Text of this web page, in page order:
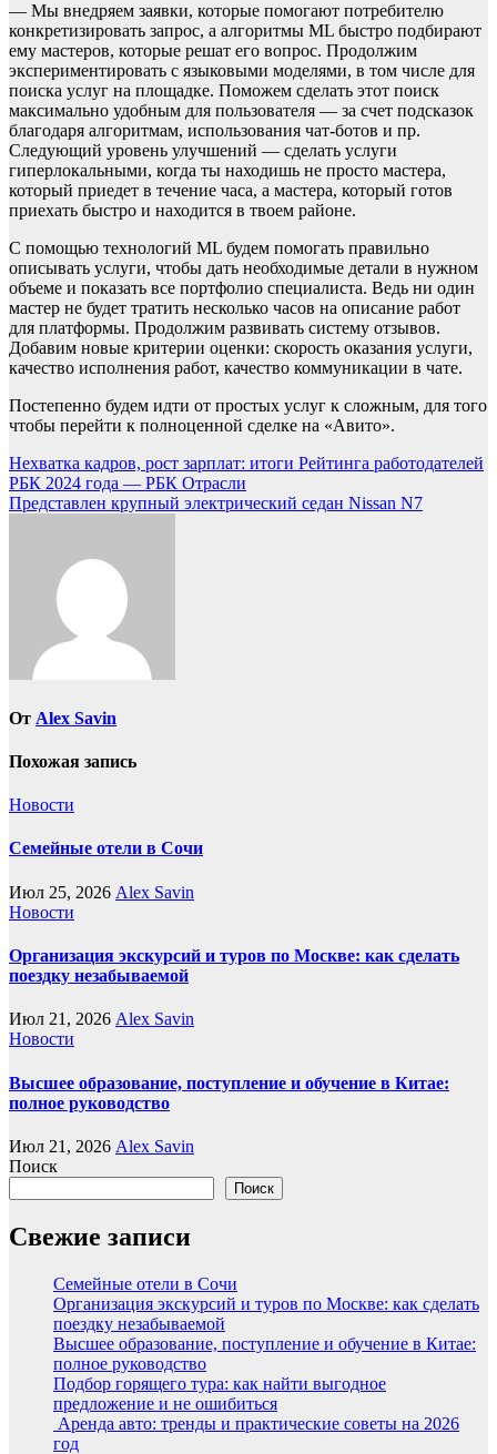
— Мы внедряем заявки, которые помогают потребителю
конкретизировать запрос, а алгоритмы ML быстро подбирают
ему мастеров, которые решат его вопрос. Продолжим
экспериментировать с языковыми моделями, в том числе для
поиска услуг на площадке. Поможем сделать этот поиск
максимально удобным для пользователя — за счет подсказок
благодаря алгоритмам, использования чат-ботов и пр.
Следующий уровень улучшений — сделать услуги
гиперлокальными, когда ты находишь не просто мастера,
который приедет в течение часа, а мастера, который готов
приехать быстро и находится в твоем районе.
С помощью технологий ML будем помогать правильно
описывать услуги, чтобы дать необходимые детали в нужном
объеме и показать все портфолио специалиста. Ведь ни один
мастер не будет тратить несколько часов на описание работ
для платформы. Продолжим развивать систему отзывов.
Добавим новые критерии оценки: скорость оказания услуги,
качество исполнения работ, качество коммуникации в чате.
Постепенно будем идти от простых услуг к сложным, для того
чтобы перейти к полноценной сделке на «Авито».
Навигация
по
Нехватка кадров, рост зарплат: итоги Рейтинга работодателей
РБК 2024 года — РБК Отрасли
Представлен крупный электрический седан Nissan N7
От Alex Savin
Похожая запись
Новости
Семейные отели в Сочи
Июл 25, 2026 Alex Savin
Новости
Организация экскурсий и туров по Москве: как сделать
поездку незабываемой
Июл 21, 2026 Alex Savin
Новости
Высшее образование, поступление и обучение в Китае:
полное руководство
Июл 21, 2026 Alex Savin
Поиск
Поиск
Свежие записи
Семейные отели в Сочи
Организация экскурсий и туров по Москве: как сделать
поездку незабываемой
Высшее образование, поступление и обучение в Китае:
полное руководство
Подбор горящего тура: как найти выгодное
предложение и не ошибиться
Аренда авто: тренды и практические советы на 2026
год